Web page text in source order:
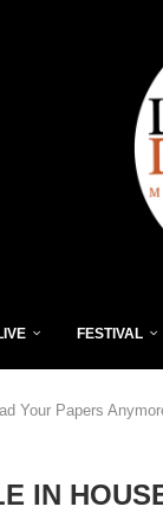
FESTIVAL
Your Papers
IN